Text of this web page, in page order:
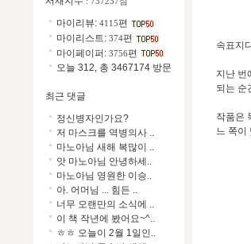
속표지
지난 번
되는 순
작품은
느 쪽이
마이리뷰: 4115편
마이리스트: 374편
마이페이퍼: 3756편
오늘 312, 총 3467174 방문
최근 댓글
정신병자인가요?
저 마스크를 역병의사 ..
마노아님 새해 복많이 ..
앗 마노아님 안녕하세..
마노아님 영원한 이승..
아. 어머님 ... 힘든 ..
너무 오랜만의 소식에 ..
이 책 작년에 봤어요~^..
ㅎㅎ 오늘이 2월 1일인..